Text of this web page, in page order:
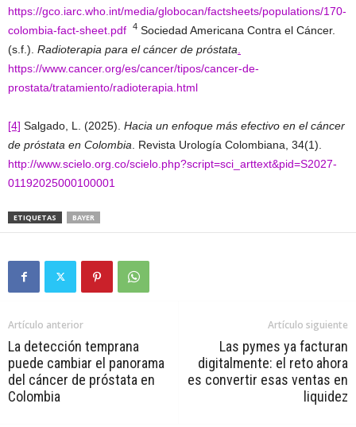
https://gco.iarc.who.int/media/globocan/factsheets/populations/170-
colombia-fact-sheet.pdf
4 Sociedad Americana Contra el Cáncer.
(s.f.). Radioterapia para el cáncer de próstata
https://www.cancer.org/es/cancer/tipos/cancer-de-
prostata/tratamiento/radioterapia.html
[4] Salgado, L. (2025). Hacia un enfoque más efectivo en el cáncer
de próstata en Colombia . Revista Urología Colombiana, 34(1).
http://www.scielo.org.co/scielo.php?script=sci_arttext&pid=S2027-
01192025000100001
ETIQUETAS BAYER
Artículo anterior
La detección temprana
puede cambiar el panorama
del cáncer de próstata en
Colombia
Artículo siguiente
Las pymes ya facturan
digitalmente: el reto ahora
es convertir esas ventas en
liquidez